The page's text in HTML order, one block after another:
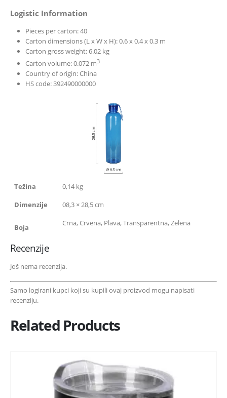
Logistic Information
Pieces per carton: 40
Carton dimensions (L x W x H): 0.6 x 0.4 x 0.3 m
Carton gross weight: 6.02 kg
Carton volume: 0.072 m3
Country of origin: China
HS code: 392490000000
Težina
0,14 kg
Dimenzije
08,3 × 28,5 cm
Boja Crna, Crvena, Plava, Transparentna, Zelena
Recenzije
Još nema recenzija.
Samo logirani kupci koji su kupili ovaj proizvod mogu napisati
recenziju.
Related Products